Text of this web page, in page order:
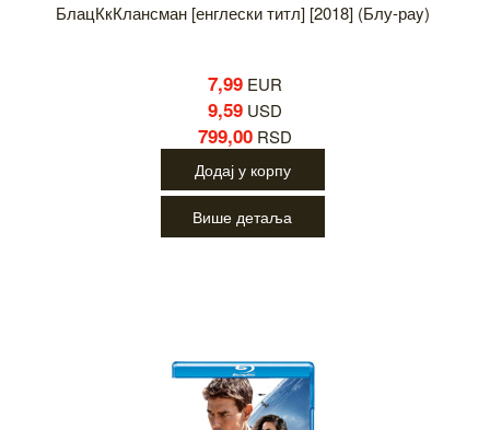
БлацКкКлансман [енглески титл] [2018] (Блу-раy)
7,99 EUR
9,59 USD
799,00 RSD
Додај у корпу
Више детаља